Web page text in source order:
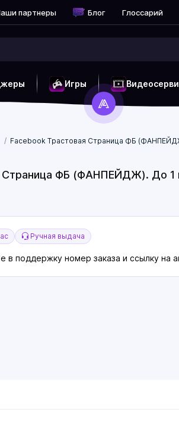
партнеры Блог Глоссарий
Игры
Facebook Трастовая Страница ФБ
Страница ФБ (ФАНПЕЙДЖ). До 1
Ручная выдача
в поддержку номер заказа и ссылку